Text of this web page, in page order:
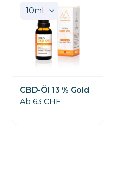
CBD-Öl 13 % Gold
Ab 63 CHF